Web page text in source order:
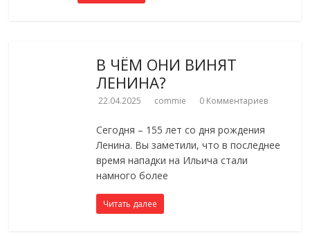
В ЧЁМ ОНИ ВИНЯТ
ЛЕНИНА?
22.04.2025 commie 0 Комментариев
Сегодня – 155 лет со дня рождения
Ленина. Вы заметили, что в последнее
время нападки на Ильича стали
намного более
Читать далее